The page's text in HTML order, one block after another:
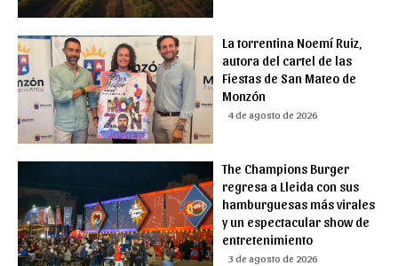
La torrentina Noemí Ruiz,
autora del cartel de las
Fiestas de San Mateo de
Monzón
4 de agosto de 2026
The Champions Burger
regresa a Lleida con sus
hamburguesas más virales
y un espectacular show de
entretenimiento
3 de agosto de 2026